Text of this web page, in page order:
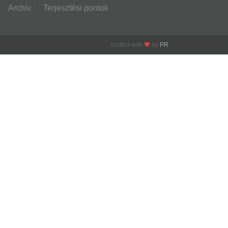
Archív Terjesztési pontok
crafted with by PR